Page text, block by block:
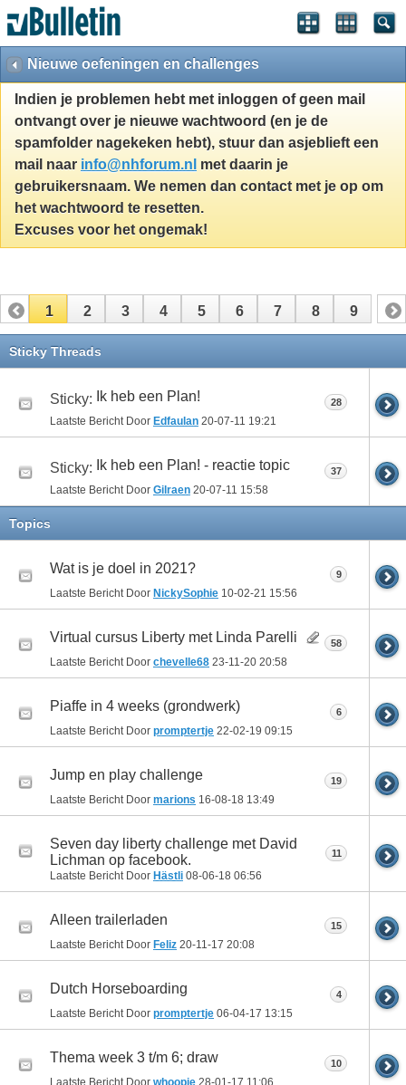
Nieuwe oefeningen en challenges
Indien je problemen hebt met inloggen of geen mail
ontvangt over je nieuwe wachtwoord (en je de
spamfolder nagekeken hebt), stuur dan asjeblieft een
mail naar info@nhforum.nl met daarin je
gebruikersnaam. We nemen dan contact met je op om
het wachtwoord te resetten.
Excuses voor het ongemak!
1 2 3 4 5 6 7 8 9
Sticky Threads
Sticky: Ik heb een Plan!
Laatste Bericht Door Edfaulan 20-07-11 19:21
28
Sticky: Ik heb een Plan! - reactie topic
Laatste Bericht Door Gilraen 20-07-11 15:58
37
Topics
Wat is je doel in 2021?
Laatste Bericht Door NickySophie 10-02-21 15:56
9
Virtual cursus Liberty met Linda Parelli
Laatste Bericht Door chevelle68 23-11-20 20:58
58
Piaffe in 4 weeks (grondwerk)
Laatste Bericht Door promptertje 22-02-19 09:15
6
Jump en play challenge
Laatste Bericht Door marions 16-08-18 13:49
19
Seven day liberty challenge met David
Lichman op facebook.
Laatste Bericht Door Hästli 08-06-18 06:56
11
Alleen trailerladen
Laatste Bericht Door Feliz 20-11-17 20:08
15
Dutch Horseboarding
Laatste Bericht Door promptertje 06-04-17 13:15
4
Thema week 3 t/m 6; draw
Laatste Bericht Door whoopie 28-01-17 11:06
10